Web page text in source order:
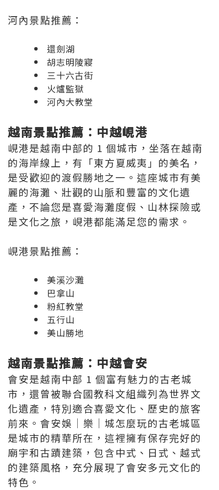
河內景點推薦：
還劍湖
胡志明陵寢
三十六古街
火爐監獄
河內大教堂
越南景點推薦：中越峴港
峴港是越南中部的 1 個城市，坐落在越南
的海岸線上，有「東方夏威夷」的美名，
是受歡迎的渡假勝地之一。這座城市有美
麗的海灘、壯觀的山脈和豐富的文化遺
產，不論您是喜愛海灘度假、山林探險或
是文化之旅，峴港都能滿足您的需求。
峴港景點推薦：
美溪沙灘
巴拿山
粉紅教堂
五行山
美山勝地
越南景點推薦：中越會安
會安是越南中部 1 個富有魅力的古老城
市，還曾被聯合國教科文組織列為世界文
化遺產，特別適合喜愛文化、歷史的旅客
前來。會安娛｜樂｜城怎麼玩的古老城區
是城市的精華所在，這裡擁有保存完好的
廟宇和古蹟建築，包含中式、日式、越式
的建築風格，充分展現了會安多元文化的
特色。